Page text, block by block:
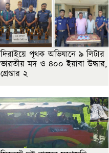
দিরাইয়ে পৃথক অভিযানে ৯ লিটার
ভারতীয় মদ ও ৪০০ ইয়াবা উদ্ধার,
গ্রেপ্তার ২